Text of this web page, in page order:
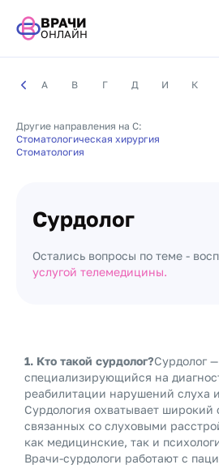
ВРАЧИ
ОНЛАЙН
А В Г Д И К
Другие направления на С:
Стоматологическая хирургия
Стоматология
Сурдолог
Остались вопросы по теме -
услугой телемедицины.
1. Кто такой сурдолог?Сурдолог
специализирующийся на
реабилитации нарушений слуха
Сурдология охватывает широкий
связанных со слуховыми
как медицинские, так и
Врачи-сурдологи работают с